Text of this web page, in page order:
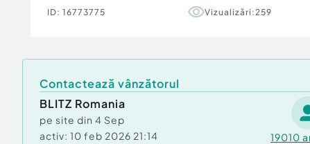
Id intern: P167006
Număr niveluri imobil:
Număr Băi:2
ID: 16773775 Vizualizări: 259
Contactează vânzătorul
BLITZ Romania
pe site din 4 Sep
activ: 10 feb 2026 21:14 19010